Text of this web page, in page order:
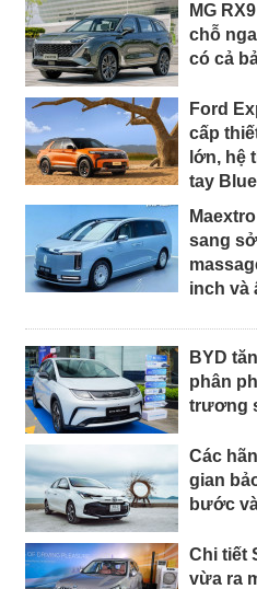
MG
chỗ
có cả
Ford
cấp
lớn, hệ
tay
sang
inch và
BYD
phân
trương
Các
gian
bước
Chi tiết
vừa ra